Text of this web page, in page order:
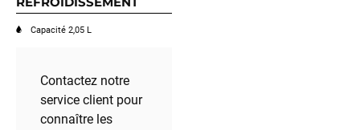
Capacité 2,05 L
Contactez notre
service client pour
connaître les